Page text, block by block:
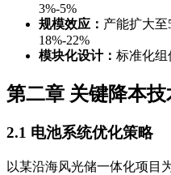
3%-5%
规模效应： 产能扩大至
18%-22%
模块化设计： 标准化组
第二章 关键降本
2.1 电池系统优化策略
以某沿海风光储一体化项目